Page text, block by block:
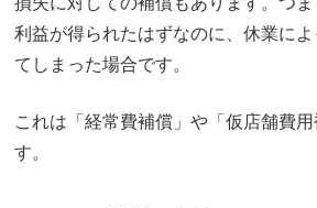
利益が得られたはずなのに、休業に
てしまった場合です。
これは「経常費補償」や「仮店舗費
す。